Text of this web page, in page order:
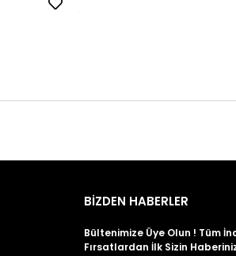
BİZDEN HABERLER
Bültenimize Üye Olun ! Tüm
Fırsatlardan İlk Sizin